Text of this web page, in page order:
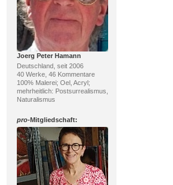
Joerg Peter Hamann
Deutschland, seit 2006
40 Werke, 46 Kommentare
100% Malerei; Oel, Acryl;
mehrheitlich: Postsurrealismus,
Naturalismus
pro-Mitgliedschaft: